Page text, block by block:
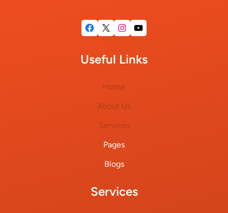
Facebook X Instagram YouTube
Useful Links
Home
About Us
Services
Pages
Blogs
Services